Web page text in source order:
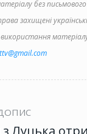
без письмового
захищені